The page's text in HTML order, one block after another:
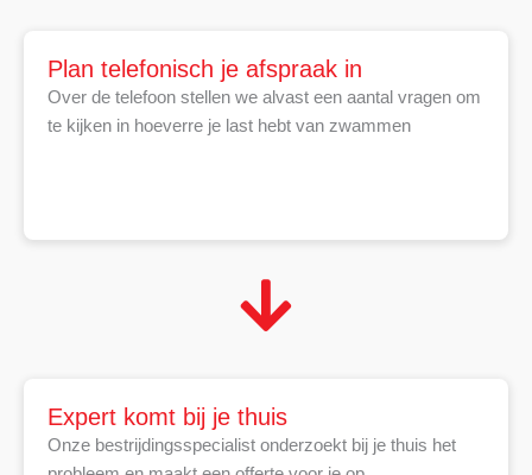
Plan telefonisch je afspraak in
Over de telefoon stellen we alvast een aantal vragen om
te kijken in hoeverre je last hebt van zwammen
Expert komt bij je thuis
Onze bestrijdingsspecialist onderzoekt bij je thuis het